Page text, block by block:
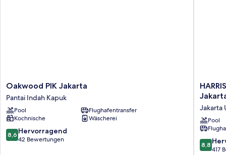
Oakwood
PIK
Jakarta
Pantai
Indah
Kapuk
Oakwood PIK Jakarta
Pantai Indah Kapuk
Pool
Flughafentransfer
Kochnische
Wäscherei
8.6
von
8,6 Hervorragend
42 Bewertungen
HARRIS
Hotel
Kelapa
Gading
Jakarta
Jakarta
Jakarta
Pool
8.8
von
8,8
417